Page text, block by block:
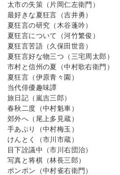
太市の失策（片岡仁左衛門）
最好きな夏狂言（吉井勇）
夏狂言の研究（木谷蓬吟）
夏狂言について（河竹繁俊）
夏狂言苦語（久保田世音）
夏狂言好な物三つ（三宅周太郎）
市村と信州の夏（中村歌右衛門）
夏狂言（伊原青々園）
当代俳優趣味譚
旅日記（嵐吉三郎）
春秋二度（中村魁車）
郊外へ（尾上多見蔵）
手あぶり（中村梅玉）
けんとく（市川市蔵）
目下詮議中（市川右団治）
写真と将棋（林長三郎）
ポンポン（中村雀右衛門）